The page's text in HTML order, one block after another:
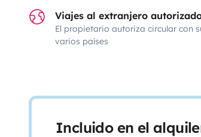
Viajes al extranjero
El propietario autoriza circular con
varios países
Incluido en el